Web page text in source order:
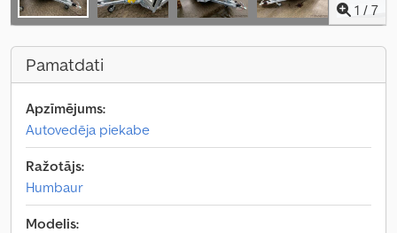
1 / 7
Pamatdati
Apzīmējums:
Autovedēja piekabe
Ražotājs:
Humbaur
Modelis: